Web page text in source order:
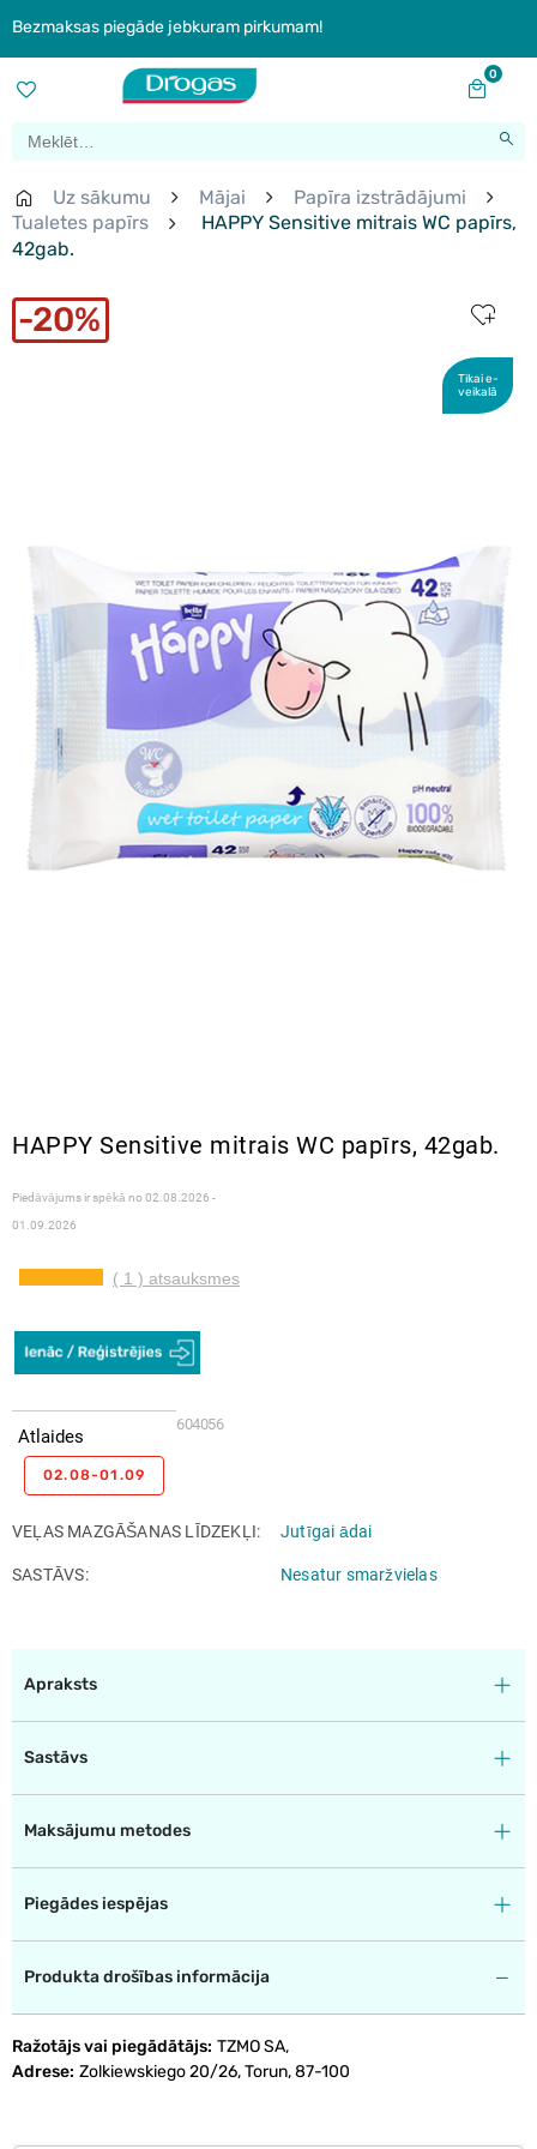
Bezmaksas piegāde jebkuram pirkumam!
0
Uz sākumu Mājai
Papīra izstrādājumi
Tualetes papīrs
HAPPY Sensitive mitrais WC papīrs,
42gab.
20%
Tikai e-
veikalā
HAPPY Sensitive mitrais WC papīrs, 42gab.
Piedāvājums ir spēkā no 02.08.2026 -
01.09.2026
( 1 ) atsauksmes
604056
Atlaides
02.08-01.09
VEĻAS MAZGĀŠANAS LĪDZEKĻI Jutīgai ādai
SASTĀVS Nesatur smaržvielas
Apraksts
Sastāvs
Maksājumu metodes
Piegādes iespējas
Produkta drošības informācija
Ražotājs vai piegādātājs TZMO SA,
Adrese Zolkiewskiego 20/26, Torun, 87-100